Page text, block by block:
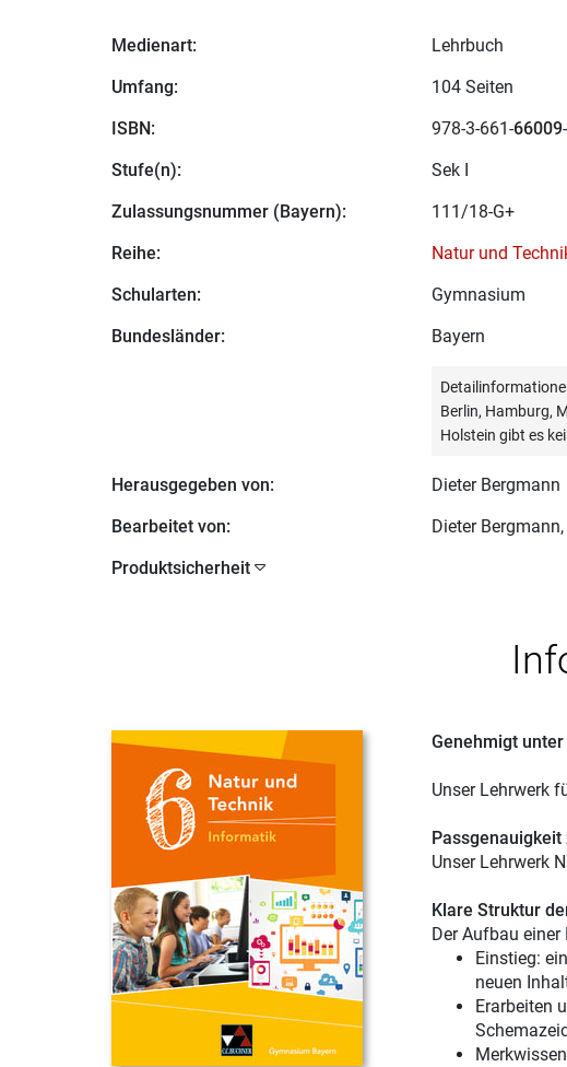
Medienart:
Lehrbuch
Umfang:
104 Seiten
ISBN:
978-3-661-66009
Stufe(n):
Sek I
Zulassungsnummer (Bayern):
111/18-G+
Reihe:
Natur und
Schularten:
Gymnasium
Bundesländer:
Bayern
Berlin, Hamburg,
Holstein gibt es
Herausgegeben von:
Dieter Bergmann
Bearbeitet von:
Dieter Bergmann
Produktsicherheit
Genehmigt
Unser Lehrwerk
Passgenauigkeit
Unser Lehrwerk
Klare Struktur
Der Aufbau
Einstieg:
neuen
Erarbeiten